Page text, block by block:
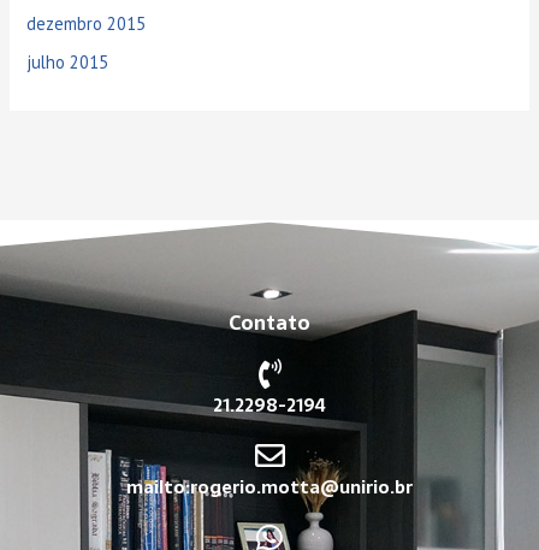
dezembro 2015
julho 2015
Contato
21.2298-2194
mailto:rogerio.motta@unirio.br